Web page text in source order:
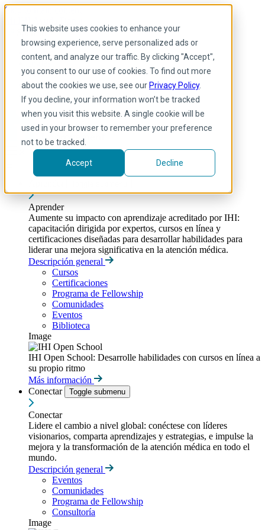
This website uses cookies to enhance your
browsing experience, serve personalized ads or
content, and analyze our traffic. By clicking "Accept",
you consent to our use of cookies. To find out more
about the cookies we use, see our Privacy Policy.
If you decline, your information won’t be tracked
when you visit this website. A single cookie will be
used in your browser to remember your preference
not to be tracked.
Accept Decline
Skip to main content
Spanish
Arabic
Inglés
Francés
Portuguese
Spanish
Aprender
Aumente su impacto con aprendizaje acreditado por IHI:
capacitación dirigida por expertos, cursos en línea y
certificaciones diseñadas para desarrollar habilidades para
liderar una mejora significativa en la atención médica.
Descripción general
Cursos
Certificaciones
Programa de Fellowship
Comunidades
Eventos
Biblioteca
Image
IHI Open School: Desarrolle habilidades con cursos en línea a
su propio ritmo
Más información
Conectar
Toggle submenu
Conectar
Lidere el cambio a nivel global: conéctese con líderes
visionarios, comparta aprendizajes y estrategias, e impulse la
mejora y la transformación de la atención médica en todo el
mundo.
Descripción general
Eventos
Comunidades
Programa de Fellowship
Consultoría
Image